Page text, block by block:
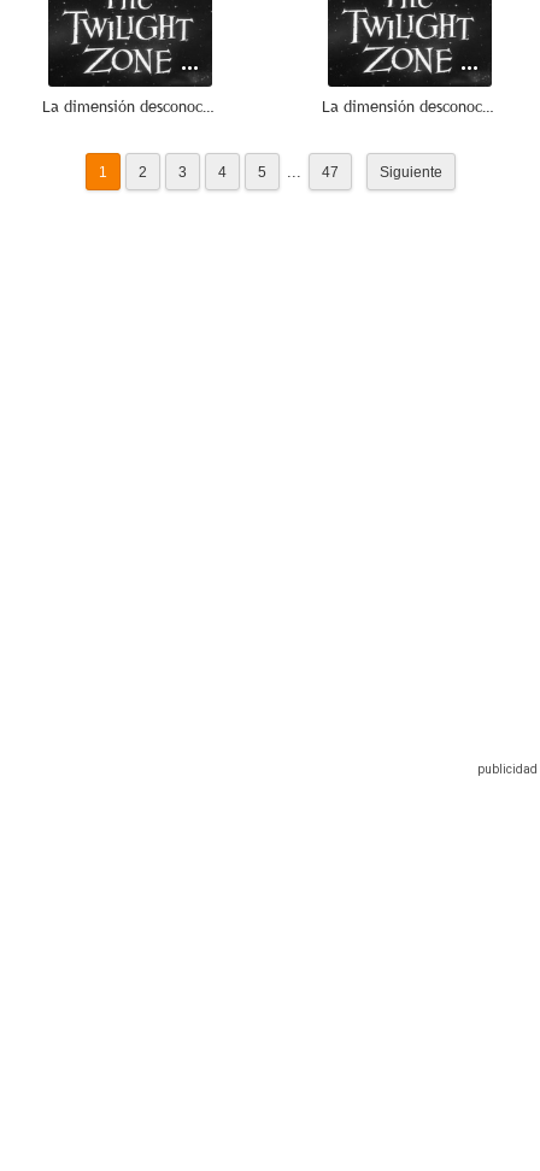
La dimensión desconocida: Momento decisivo con Range McGrew La dimensión desconocida: El viejo de la cueva
1 2 3 4 5 ... 47 Siguiente